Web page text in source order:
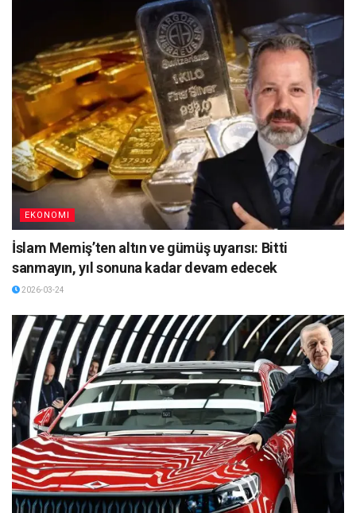
EKONOMI
İslam Memiş’ten altın ve gümüş uyarısı: Bitti
sanmayın, yıl sonuna kadar devam edecek
2026-03-24